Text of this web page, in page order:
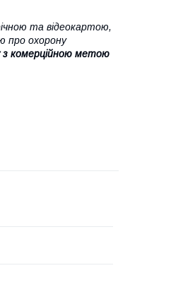
та відеокартою,
про охорону
з комерційною метою